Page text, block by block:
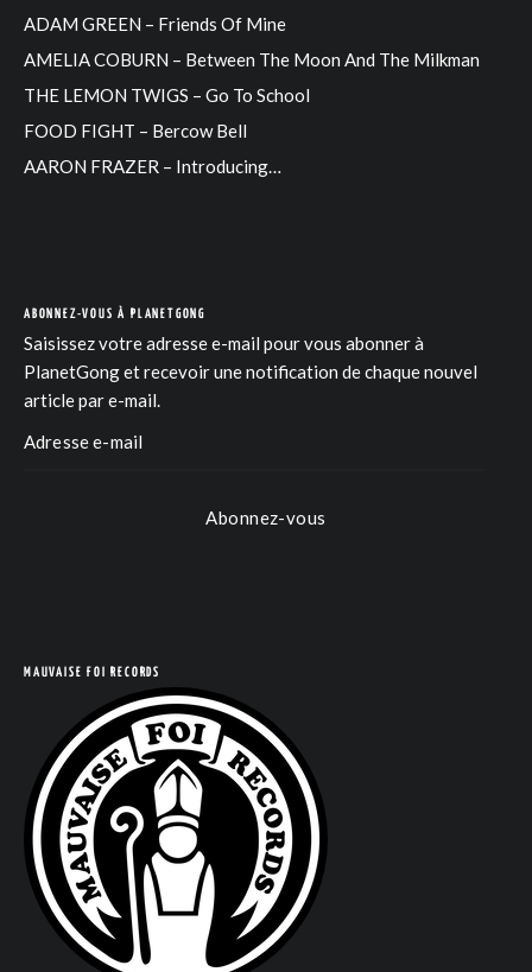
ADAM GREEN – Friends Of Mine
AMELIA COBURN – Between The Moon And The Milkman
THE LEMON TWIGS – Go To School
FOOD FIGHT – Bercow Bell
AARON FRAZER – Introducing…
ABONNEZ-VOUS À PLANETGONG
Saisissez votre adresse e-mail pour vous abonner à
PlanetGong et recevoir une notification de chaque nouvel
article par e-mail.
Abonnez-vous
MAUVAISE FOI RECORDS